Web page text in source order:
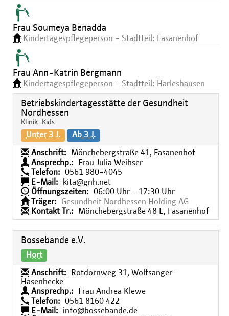
Frau Soumeya Benadda
Kindertagespflegeperson - Stadtteil: Fasanenhof
Frau Ann-Katrin Bergmann
Kindertagespflegeperson - Stadtteil: Harleshausen
Betriebskindertagesstätte der Gesundheit
Nordhessen
Klinik-Kids
Unter 3 J. Ab 3 J.
Anschrift:
Mönchebergstraße 41, Fasanenhof
Ansprechp.:
Frau Julia Weihser
Telefon:
0561 980-4045
E-Mail:
kita@gnh.net
Öffnungszeiten:
06:00 Uhr - 17:30 Uhr
Träger:
Gesundheit Nordhessen Holding AG
Kontakt Tr.:
Mönchebergstraße 48 E, Fasanenhof
Bossebande e.V.
Hort
Anschrift:
Rotdornweg 31, Wolfsanger-
Hasenhecke
Ansprechp.:
Frau Andrea Klewe
Telefon:
0561 8160 422
E-Mail:
info@bossebande.de